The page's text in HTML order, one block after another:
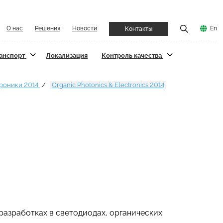
О нас Решения Новости Контакты En
Локализация
Контроль качества
2014 Organic Photonics & Electronics 2014
в светодиодах, органических